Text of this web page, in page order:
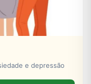
e depressão